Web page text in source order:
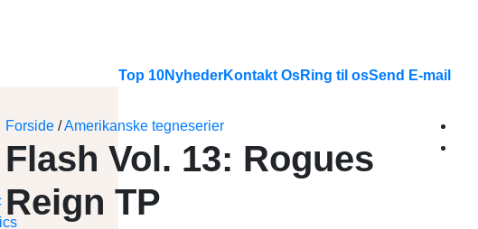
Top 10NyhederKontakt OsRing til osSend E-mail
Forside /Amerikanske tegneserier
Flash Vol. 13: Rogues
Reign TP